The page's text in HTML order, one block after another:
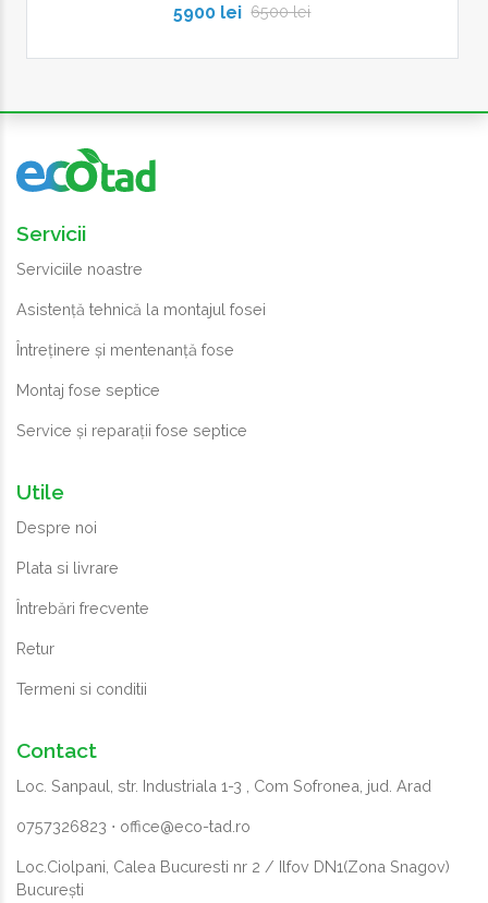
6500 lei
5900 lei
Servicii
Serviciile noastre
Asistență tehnică la montajul fosei
Întreținere și mentenanță fose
Montaj fose septice
Service și reparații fose septice
Utile
Despre noi
Plata si livrare
Întrebări frecvente
Retur
Termeni si conditii
Contact
Loc. Sanpaul, str. Industriala 1-3 , Com Sofronea, jud. Arad
0757326823 ⋅ office@eco-tad.ro
Loc.Ciolpani, Calea Bucuresti nr 2 / Ilfov DN1(Zona Snagov)
București